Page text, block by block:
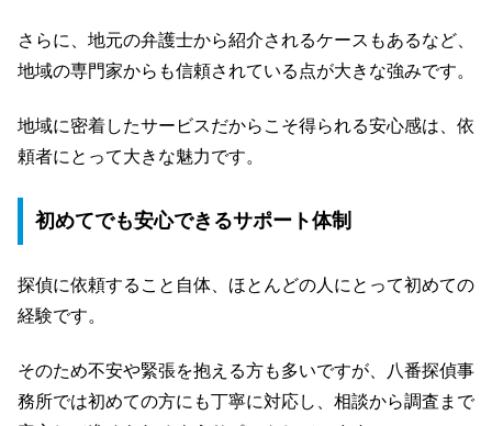
さらに、地元の弁護士から紹介されるケースもあるなど、
地域の専門家からも信頼されている点が大きな強みです。
地域に密着したサービスだからこそ得られる安心感は、依
頼者にとって大きな魅力です。
初めてでも安心できるサポート体制
探偵に依頼すること自体、ほとんどの人にとって初めての
経験です。
そのため不安や緊張を抱える方も多いですが、八番探偵事
務所では初めての方にも丁寧に対応し、相談から調査まで